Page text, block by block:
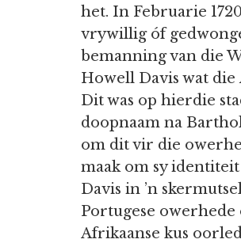
het. In Februarie
vrywillig óf
bemanning van die
Howell Davis wat die
Dit was op hierdie
doopnaam na
om dit vir die
maak om sy
Davis in ’n
Portugese owerhede
Afrikaanse kus